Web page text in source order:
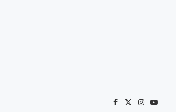
Facebook
X
Instagram